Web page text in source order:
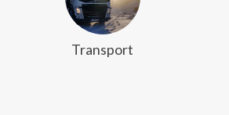
Transport